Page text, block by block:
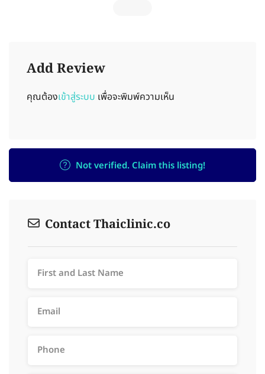
Add Review
คุณต้องเข้าสู่ระบบ เพื่อจะพิมพ์ความเห็น
Not verified. Claim this listing!
Contact Thaiclinic.co